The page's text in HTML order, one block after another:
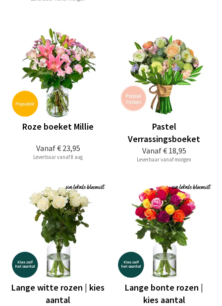
Vanaf€ 23,95
Roze boeket Millie
Leverbaar vanaf 8 aug
Vanaf€ 18,95
Pastel
Verrassingsboeket
Leverbaar vanaf morgen
Lange witte rozen | kies
aantal
Lange bonte rozen |
kies aantal